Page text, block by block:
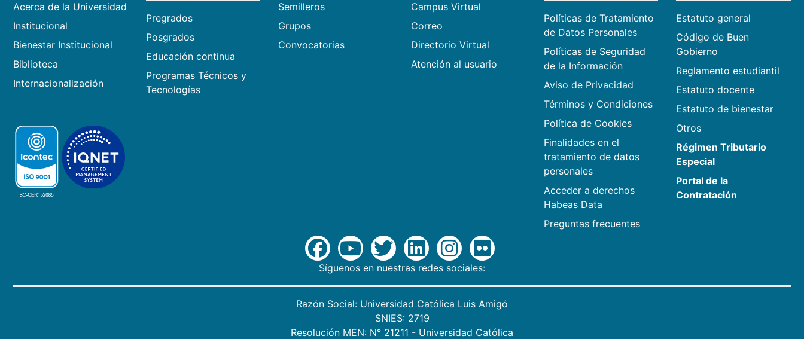
Acerca de la Universidad
Institucional
Bienestar Institucional
Biblioteca
Internacionalización
Pregrados
Posgrados
Educación continua
Programas Técnicos y
Tecnologías
Semilleros
Grupos
Convocatorias
Campus Virtual
Correo
Directorio Virtual
Atención al usuario
Políticas de Tratamiento
de Datos Personales
Políticas de Seguridad
de la Información
Aviso de Privacidad
Términos y Condiciones
Política de Cookies
Finalidades en el
tratamiento de datos
personales
Acceder a derechos
Habeas Data
Preguntas frecuentes
Estatuto general
Código de Buen
Gobierno
Reglamento estudiantil
Estatuto docente
Estatuto de bienestar
Otros
Régimen Tributario
Especial
Portal de la
Contratación
Síguenos en nuestras redes sociales:
Razón Social: Universidad Católica Luis Amigó
SNIES: 2719
Resolución MEN: N° 21211 - Universidad Católica